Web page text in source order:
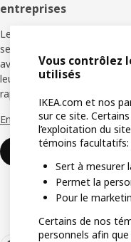
entreprises
Les membres ont
services de design, à des
avantages qui favorisent la
leur entreprise. Adhérez
rapide, facile et gratuit.
En savoir plus
Vous contrôlez
utilisés
IKEA.com et nos
sur ce site.
l’exploitation du
témoins facultatifs:
Sert à mesurer
Permet la
Pour le
Certains de nos
personnels afin